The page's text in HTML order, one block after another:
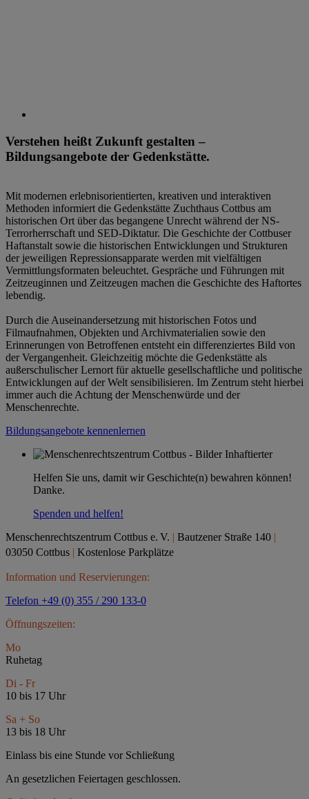
Verstehen heißt Zukunft gestalten –
Bildungsangebote der Gedenkstätte.
Mit modernen erlebnisorientierten, kreativen und interaktiven
Methoden informiert die Gedenkstätte Zuchthaus Cottbus am
historischen Ort über das begangene Unrecht während der NS-
Terrorherrschaft und SED-Diktatur. Die Geschichte der Cottbuser
Haftanstalt sowie die historischen Entwicklungen und Strukturen
der jeweiligen Repressionsapparate werden mit vielfältigen
Vermittlungsformaten beleuchtet. Gespräche und Führungen mit
Zeitzeuginnen und Zeitzeugen machen die Geschichte des Haftortes
lebendig.
Durch die Auseinandersetzung mit historischen Fotos und
Filmaufnahmen, Objekten und Archivmaterialien sowie den
Erinnerungen von Betroffenen entsteht ein differenziertes Bild von
der Vergangenheit. Gleichzeitig möchte die Gedenkstätte als
außerschulischer Lernort für aktuelle gesellschaftliche und politische
Entwicklungen auf der Welt sensibilisieren. Im Zentrum steht hierbei
immer auch die Achtung der Menschenwürde und der
Menschenrechte.
Bildungsangebote kennenlernen
Helfen Sie uns, damit wir Geschichte(n) bewahren können!
Danke.
Spenden und helfen!
Menschenrechtszentrum Cottbus e. V. | Bautzener Straße 140 |
03050 Cottbus | Kostenlose Parkplätze
Information und Reservierungen:
Telefon +49 (0) 355 / 290 133-0
Öffnungszeiten:
Mo
Ruhetag
Di - Fr
10 bis 17 Uhr
Sa + So
13 bis 18 Uhr
Einlass bis eine Stunde vor Schließung
An gesetzlichen Feiertagen geschlossen.